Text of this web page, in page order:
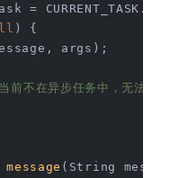
=
) {
args);
前不在异步任务中，无法
message (String